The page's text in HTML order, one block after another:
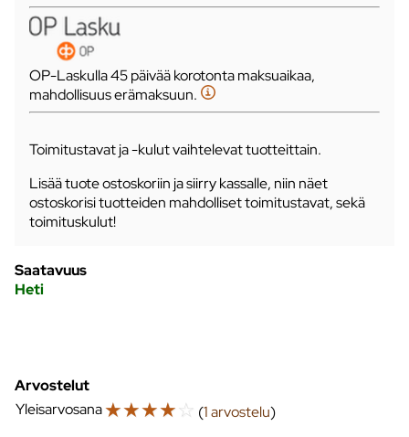
OP-Laskulla 45 päivää korotonta maksuaikaa,
mahdollisuus erämaksuun.
Toimitustavat ja -kulut vaihtelevat tuotteittain.
Lisää tuote ostoskoriin ja siirry kassalle, niin näet
ostoskorisi tuotteiden mahdolliset toimitustavat, sekä
toimituskulut!
Saatavuus
Heti
Arvostelut
Yleisarvosana☆☆☆☆☆ (1 arvostelu)